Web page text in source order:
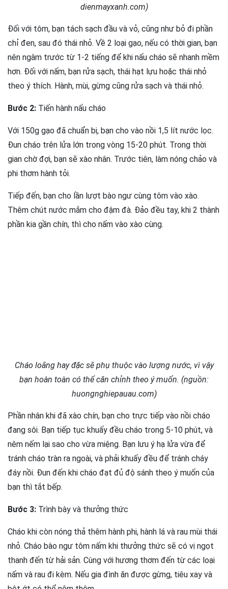
dienmayxanh.com)
Đối với tôm, bạn tách sạch đầu và vỏ, cũng như bỏ đi phần
chỉ đen, sau đó thái nhỏ. Về 2 loại gạo, nếu có thời gian, bạn
nên ngâm trước từ 1-2 tiếng để khi nấu cháo sẽ nhanh mềm
hơn. Đối với nấm, bạn rửa sạch, thái hạt lựu hoặc thái nhỏ
theo ý thích. Hành, mùi, gừng cũng rửa sạch và thái nhỏ.
Bước 2: Tiến hành nấu cháo
Với 150g gạo đã chuẩn bị, bạn cho vào nồi 1,5 lít nước lọc.
Đun cháo trên lửa lớn trong vòng 15-20 phút. Trong thời
gian chờ đợi, bạn sẽ xào nhân. Trước tiên, làm nóng chảo và
phi thơm hành tỏi.
Tiếp đến, bạn cho lần lượt bào ngư cùng tôm vào xào.
Thêm chút nước mắm cho đậm đà. Đảo đều tay, khi 2 thành
phần kia gần chín, thì cho nấm vào xào cùng.
Cháo loãng hay đặc sẽ phụ thuộc vào lượng nước, vì vậy
bạn hoàn toàn có thể căn chỉnh theo ý muốn. (nguồn:
huongnghiepauau.com)
Phần nhân khi đã xào chín, bạn cho trực tiếp vào nồi cháo
đang sôi. Bạn tiếp tục khuấy đều cháo trong 5-10 phút, và
nêm nếm lại sao cho vừa miệng. Bạn lưu ý hạ lửa vừa để
tránh cháo tràn ra ngoài, và phải khuấy đều để tránh cháy
đáy nồi. Đun đến khi cháo đạt đủ độ sánh theo ý muốn của
bạn thì tắt bếp.
Bước 3: Trình bày và thưởng thức
Cháo khi còn nóng thả thêm hành phi, hành lá và rau mùi thái
nhỏ. Cháo bào ngư tôm nấm khi thưởng thức sẽ có vị ngọt
thanh đến từ hải sản. Cùng với hương thơm đến từ các loại
nấm và rau đi kèm. Nếu gia đình ăn được gừng, tiêu xay và